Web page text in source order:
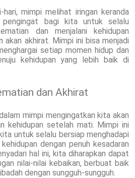
hari, mimpi melihat iringan keranda
pengingat bagi kita untuk selalu
dan menjalani kehidupan
akan akhirat. Mimpi ini bisa menjadi
setiap momen hidup dan
kehidupan yang lebih baik di
dan Akhirat
mimpi mengingatkan kita akan
kehidupan setelah mati. Mimpi ini
untuk selalu bersiap menghadapi
dengan penuh kesadaran
hal ini, kita diharapkan dapat
nilai-nilai kebaikan, berbuat baik
dengan sungguh-sungguh.